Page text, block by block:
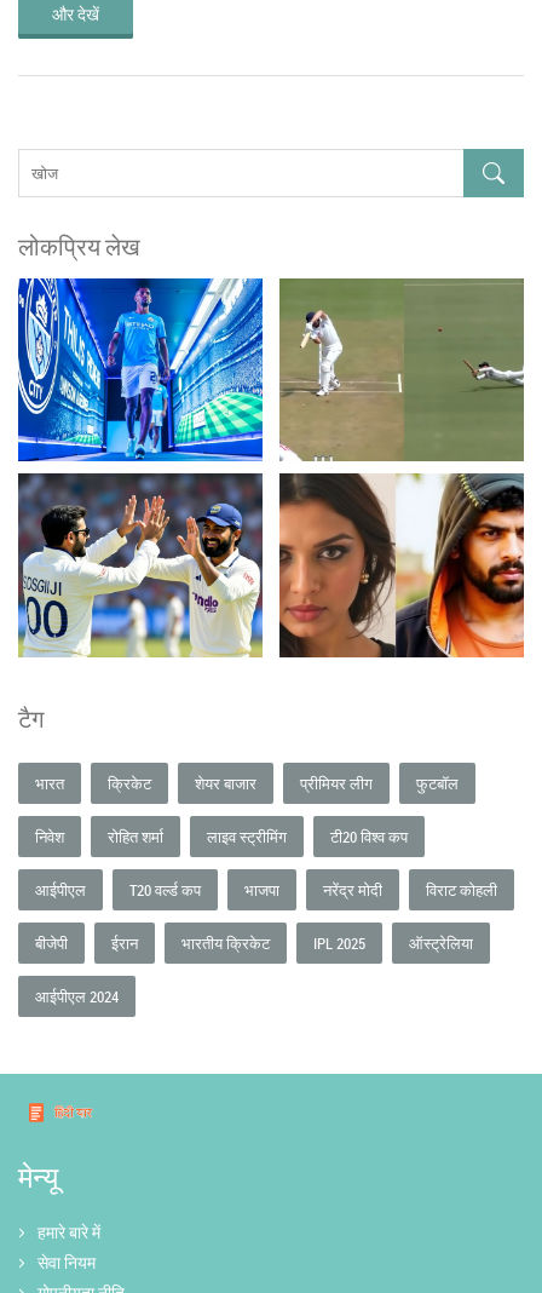
और देखें
लोकप्रिय लेख
टैग
भारत क्रिकेट शेयर बाजार प्रीमियर लीग फुटबॉल
निवेश रोहित शर्मा लाइव स्ट्रीमिंग टी20 विश्व कप
आईपीएल T20 वर्ल्ड कप भाजपा नरेंद्र मोदी विराट कोहली
बीजेपी ईरान भारतीय क्रिकेट IPL 2025 ऑस्ट्रेलिया
आईपीएल 2024
मेन्यू
हमारे बारे में
सेवा नियम